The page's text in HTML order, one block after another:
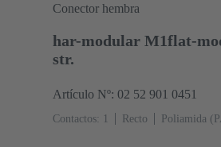
Conector hembra
har-modular M1flat-
str.
Artículo Nº: 02 52 901 0451
Contactos: 1 Recto Poliamida